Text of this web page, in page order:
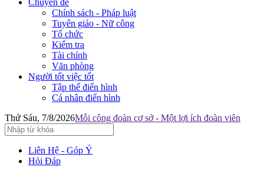
Chính sách - Pháp luật
Tuyên giáo - Nữ công
Tổ chức
Kiểm tra
Tài chính
Văn phòng
Người tốt việc tốt
Tập thể điển hình
Cá nhân điển hình
Thứ Sáu, 7/8/2026Mỗi công đoàn cơ sở - Một lợi ích đoàn viên
Liên Hệ - Góp Ý
Hỏi Đáp